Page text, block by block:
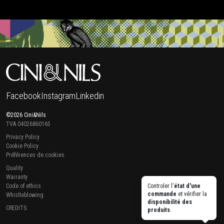
Controler l'état d'une
commande et vérifier la
disponibilité des
produits.
FacebookInstagramLinkedin
©2026 Cini&Nils
TVA 04026860165
Privacy Policy
Cookie Policy
Préférences de cookies
Quality
Warranty
Code of ethics
Whistleblowing
CREDITS